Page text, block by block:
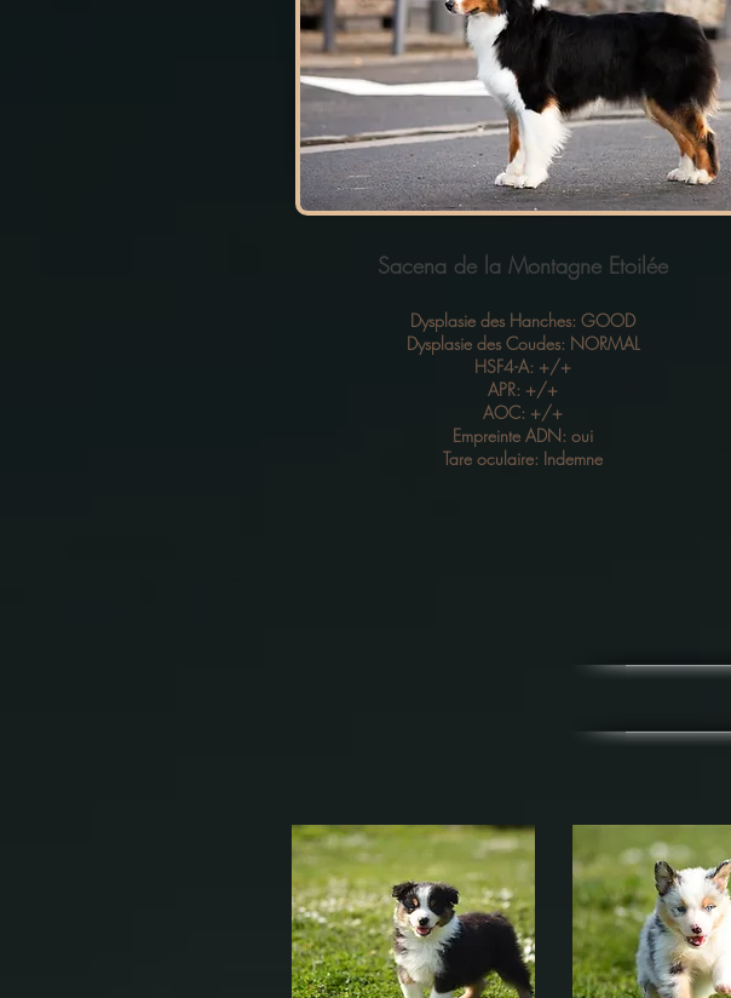
Sacena de la Montagne Etoilée
Dysplasie des Hanches: GOOD
Dysplasie des Coudes: NORMAL
HSF4-A: +/+
APR: +/+
AOC: +/+
Empreinte ADN: oui
Tare oculaire: Indemne